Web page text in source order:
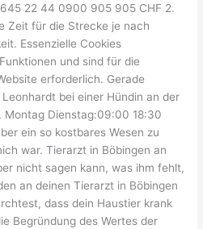
22 44 0900 905 905 CHF 2.
Zeit für die Strecke je nach
Essenzielle Cookies
und sind für die
erforderlich. Gerade
bei einer Hündin an der
Montag Dienstag:09:00 18:30
ein so kostbares Wesen zu
war. Tierarzt in Böbingen an
nicht sagen kann, was ihm fehlt,
an deinen Tierarzt in Böbingen
dass dein Haustier krank
Begründung des Wertes der